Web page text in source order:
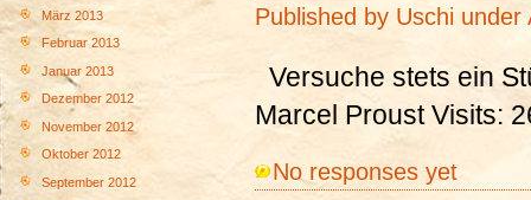
März 2013
Februar 2013
Januar 2013
Dezember 2012
November 2012
Oktober 2012
September 2012
Published by Uschi under
Versuche stets ein
Marcel Proust Visits:
No responses yet